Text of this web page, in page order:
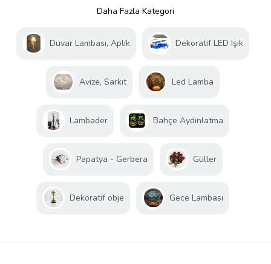
Daha Fazla Kategori
Duvar Lambası, Aplik Dekoratif LED Işık
Avize, Sarkıt Led Lamba
Lambader Bahçe Aydınlatma
Papatya - Gerbera Güller
Dekoratif obje Gece Lambası